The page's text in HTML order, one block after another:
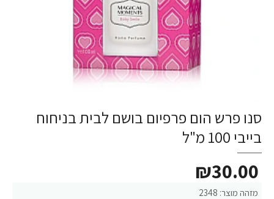
סנו פרש הום פרפיום בושם לבית בניחוח
בייבי 100 מ"ל
מזהה מוצר: 2348
₪30.00